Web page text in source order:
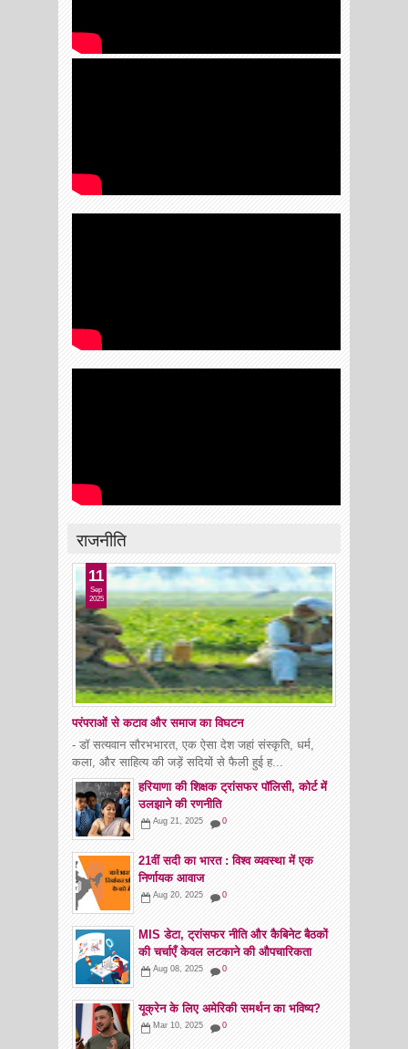
राजनीति
परंपराओं से कटाव और समाज का विघटन
11
Sep
2025
- डॉ सत्यवान सौरभभारत, एक ऐसा देश जहां संस्कृति, धर्म,
कला, और साहित्य की जड़ें सदियों से फैली हुई ह...
हरियाणा की शिक्षक ट्रांसफर पॉलिसी, कोर्ट में
उलझाने की रणनीति
Aug 21, 2025 0
21वीं सदी का भारत : विश्व व्यवस्था में एक
निर्णायक आवाज
Aug 20, 2025 0
MIS डेटा, ट्रांसफर नीति और कैबिनेट बैठकों
की चर्चाएँ केवल लटकाने की औपचारिकता
Aug 08, 2025 0
यूक्रेन के लिए अमेरिकी समर्थन का भविष्य?
Mar 10, 2025 0